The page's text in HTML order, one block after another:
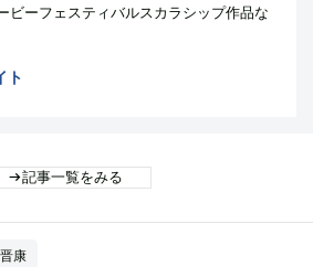
ビーフェスティバルスカラシップ作品な
ト
記事一覧をみる
康